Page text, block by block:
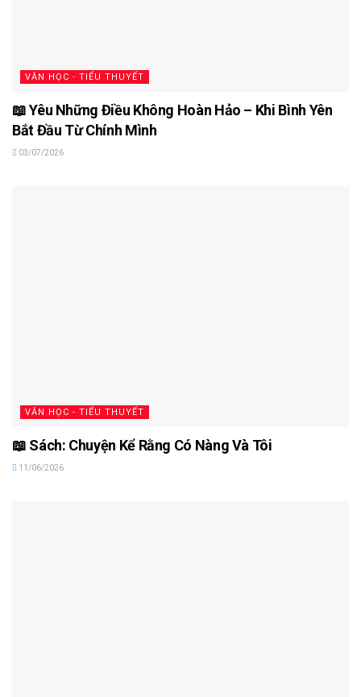
VĂN HỌC - TIỂU THUYẾT
📖 Yêu Những Điều Không Hoàn Hảo – Khi Bình Yên
Bắt Đầu Từ Chính Mình
03/07/2026
VĂN HỌC - TIỂU THUYẾT
📖 Sách: Chuyện Kể Rằng Có Nàng Và Tôi
11/06/2026